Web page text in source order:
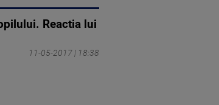
Reactia lui
11-05-2017 | 18:38